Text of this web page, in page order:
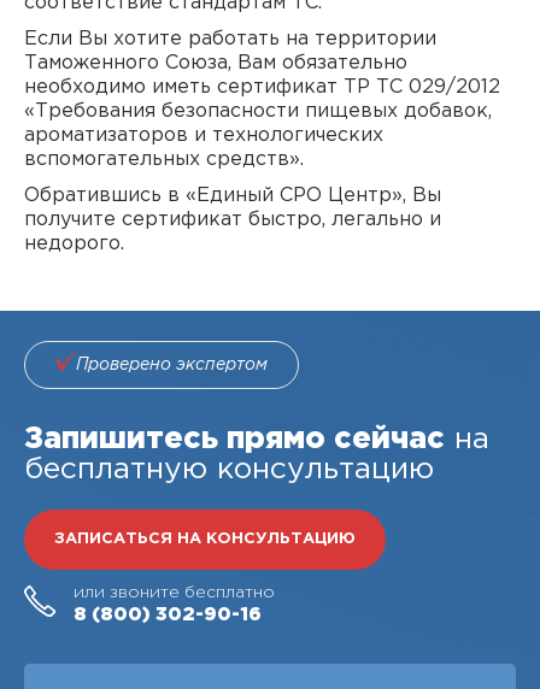
Если Вы хотите работать на территории
Таможенного Союза, Вам обязательно
необходимо иметь сертификат ТР ТС 029/2012
«Требования безопасности пищевых добавок,
ароматизаторов и технологических
вспомогательных средств».
Обратившись в «Единый СРО Центр», Вы
получите сертификат быстро, легально и
недорого.
Проверено экспертом
Запишитесь прямо сейчас на
бесплатную консультацию
ЗАПИСАТЬСЯ НА КОНСУЛЬТАЦИЮ
или звоните бесплатно
8 (800) 302-90-16